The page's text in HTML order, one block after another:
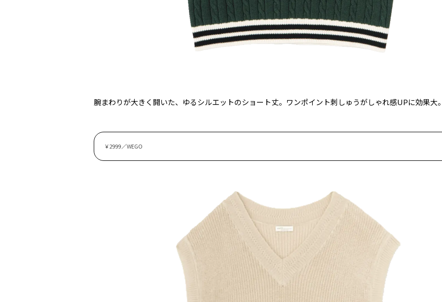
腕まわりが大きく開いた、ゆるシルエットのショート丈。ワンポイント刺しゅうがしゃれ感UPに効果大
￥2999／WEGO